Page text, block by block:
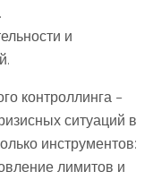
и
контроллинга –
ситуаций в
инструментов:
лимитов и